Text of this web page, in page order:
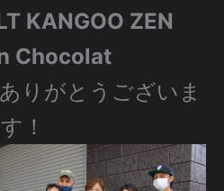
KANGOO ZEN
Chocolat
りがとうございま
す！